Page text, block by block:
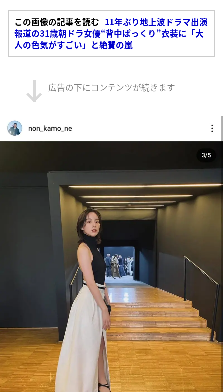
この画像の記事を読む 11年ぶり地上波ドラマ出演
報道の31歳朝ドラ女優“背中ぱっくり”衣装に「大
人の色気がすごい」と絶賛の嵐
広告の下にコンテンツが続きます